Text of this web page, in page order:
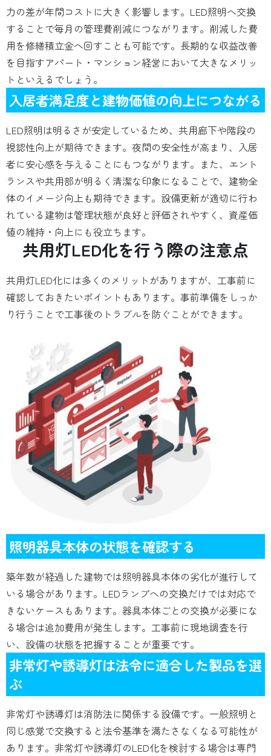
力の差が年間コストに大きく影響します。LED照明へ交換
することで毎月の管理費削減につながります。削減した費
用を修繕積立金へ回すことも可能です。長期的な収益改善
を目指すアパート・マンション経営において大きなメリッ
トといえるでしょう。
入居者満足度と建物価値の向上につながる
LED照明は明るさが安定しているため、共用廊下や階段の
視認性向上が期待できます。夜間の安全性が高まり、入居
者に安心感を与えることにもつながります。また、エント
ランスや共用部が明るく清潔な印象になることで、建物全
体のイメージ向上も期待できます。設備更新が適切に行わ
れている建物は管理状態が良好と評価されやすく、資産価
値の維持・向上にも役立ちます。
共用灯LED化を行う際の注意点
共用灯LED化には多くのメリットがありますが、工事前に
確認しておきたいポイントもあります。事前準備をしっか
り行うことで工事後のトラブルを防ぐことができます。
照明器具本体の状態を確認する
築年数が経過した建物では照明器具本体の劣化が進行して
いる場合があります。LEDランプへの交換だけでは対応で
きないケースもあります。器具本体ごとの交換が必要にな
る場合は追加費用が発生します。工事前に現地調査を行
い、設備の状態を把握することが重要です。
非常灯や誘導灯は法令に適合した製品を選
ぶ
非常灯や誘導灯は消防法に関係する設備です。一般照明と
同じ感覚で交換すると法令基準を満たさなくなる可能性が
あります。非常灯や誘導灯のLED化を検討する場合は専門